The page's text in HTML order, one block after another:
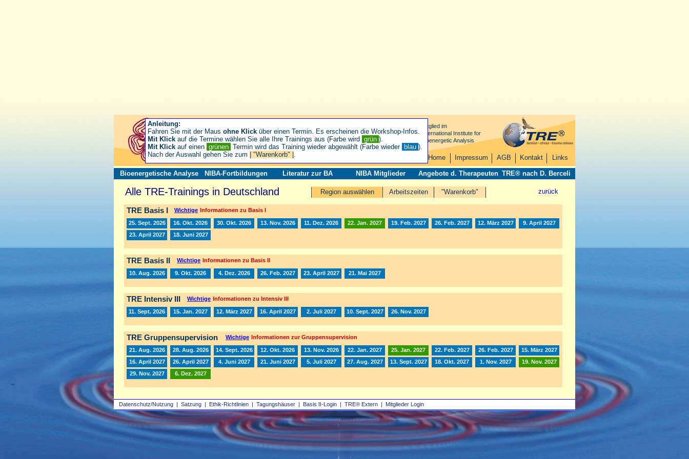
Datenschutz/Nutzung | Satzung | Ethik-Richtlinien | Tagungshäuser | Basis II‑Login | TRE® Extern | Mitglieder Login
Mitglied im
International Institute for
Bioenergetic Analysis
Home Impressum AGB Kontakt Links
Bioenergetische Analyse NIBA-Fortbildungen Literatur zur BA NIBA Mitglieder Angebote d. Therapeuten TRE® nach D. Berceli
zurück
Arbeitszeiten "Warenkorb"
Alle TRE-Trainings in Deutschland Region auswählen
TRE Basis I Wichtige Informationen zu Basis I
25. Sept. 2026 16. Okt. 2026 30. Okt. 2026 13. Nov. 2026 11. Dez. 2026 22. Jan. 2027 19. Feb. 2027 26. Feb. 2027 12. März 2027
9. April 2027
23. April 2027
18. Juni 2027
TRE Basis II Wichtige Informationen zu Basis II
10. Aug. 2026 9. Okt. 2026 4. Dez. 2026 26. Feb. 2027 23. April 2027 21. Mai 2027
TRE Intensiv III Wichtige Informationen zu Intensiv III
11. Sept. 2026 15. Jan. 2027 12. März 2027 16. April 2027 2. Juli 2027 10. Sept. 2027 26. Nov. 2027
TRE Gruppensupervision Wichtige Informationen zur Gruppensupervision
21. Aug. 2026 28. Aug. 2026 14. Sept. 2026 12. Okt. 2026 13. Nov. 2026 22. Jan. 2027 25. Jan. 2027 22. Feb. 2027 26. Feb. 2027
15. März 2027
16. April 2027
26. April 2027 4. Juni 2027 21. Juni 2027 5. Juli 2027 27. Aug. 2027 13. Sept. 2027 18. Okt. 2027 1. Nov. 2027
19. Nov. 2027
29. Nov. 2027
6. Dez. 2027
Anleitung:
Fahren Sie mit der Maus ohne Klick über einen Termin. Es erscheinen die Workshop-Infos.
Mit Klick auf die Termine wählen Sie alle Ihre Trainings aus (Farbe wird grün ).
Mit Klick auf einen grünen Termin wird das Training wieder abgewählt (Farbe wieder blau ).
Nach der Auswahl gehen Sie zum
| "Warenkorb" | .